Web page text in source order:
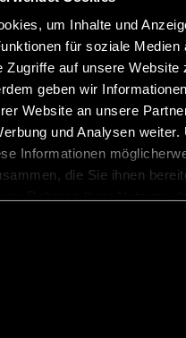
um Inhalte und
für soziale Medien
Zugriffe auf unsere Website
geben wir
Website an unsere
und Analysen weiter.
Informationen
die Sie ihnen
D.
P.